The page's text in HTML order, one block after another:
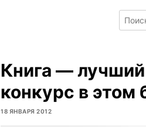
Search
for:
Книга —
конкурс в этом
18 ЯНВАРЯ 2012